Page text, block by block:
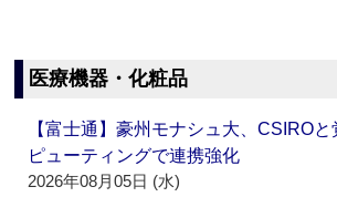
医療機器・化粧品
【富士通】豪州モナシュ大、CSIRO
ピューティングで連携強化
2026年08月05日 (水)